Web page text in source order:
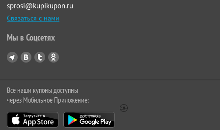
sprosi@kupikupon.ru
Связаться с нами
Мы в Соцсетях
Все наши купоны доступны
через Мобильное Приложение: